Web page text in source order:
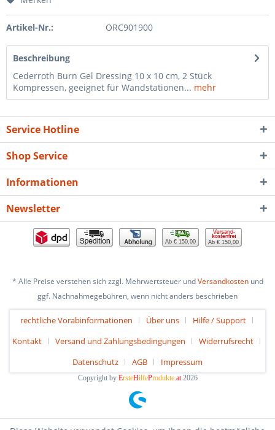
Artikel-Nr.: ORC901900
Beschreibung
Cederroth Burn Gel Dressing 10 x 10 cm, 2 Stück
Kompressen, geeignet für Wandstationen... mehr
Service Hotline
Shop Service
Informationen
Newsletter
Ab € 150,00 Ab € 150,00
* Alle Preise verstehen sich zzgl. Mehrwertsteuer undVersandkostenund
ggf. Nachnahmegebühren, wenn nicht anders beschrieben
rechtliche Vorabinformationen Über uns
Hilfe / Support
Kontakt
Versand und Zahlungsbedingungen
Widerrufsrecht
Datenschutz
AGB Impressum
Copyright by ErsteHilfeProdukte.at2026